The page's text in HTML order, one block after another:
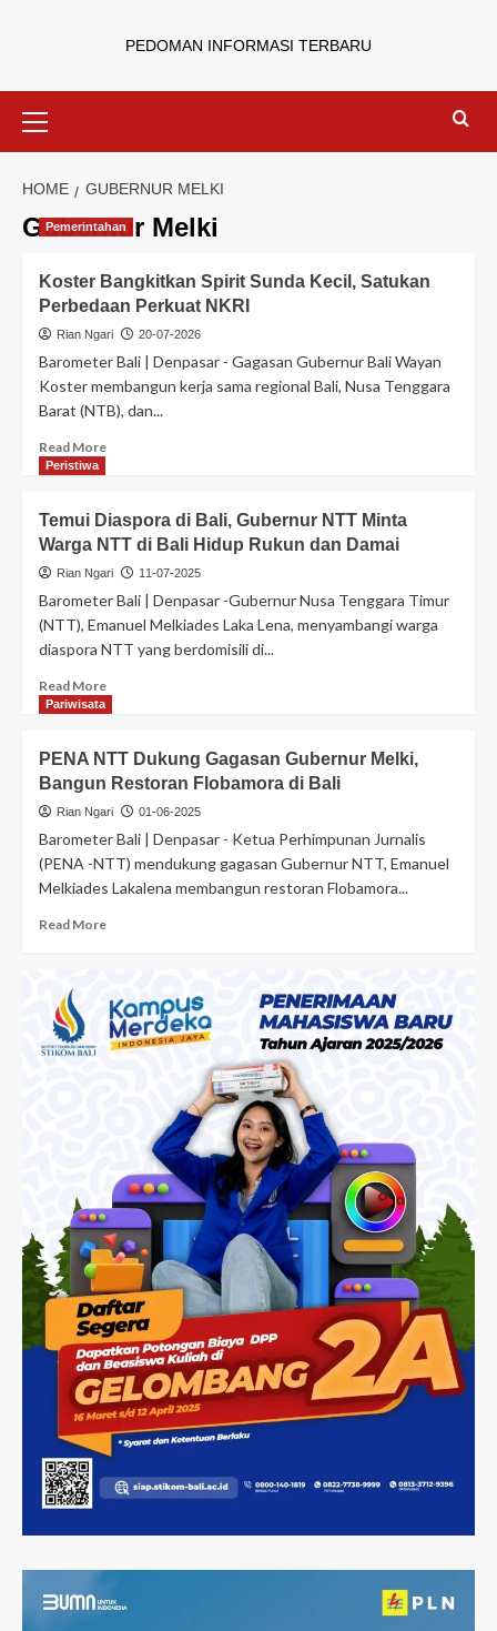
PEDOMAN INFORMASI TERBARU
HOME GUBERNUR MELKI
Gubernur Melki
Pemerintahan
Koster Bangkitkan Spirit Sunda Kecil, Satukan
Perbedaan Perkuat NKRI
Rian Ngari 20-07-2026
Barometer Bali | Denpasar - Gagasan Gubernur Bali Wayan
Koster membangun kerja sama regional Bali, Nusa Tenggara
Barat (NTB), dan...
Read More
Peristiwa
Temui Diaspora di Bali, Gubernur NTT Minta
Warga NTT di Bali Hidup Rukun dan Damai
Rian Ngari 11-07-2025
Barometer Bali | Denpasar -Gubernur Nusa Tenggara Timur
(NTT), Emanuel Melkiades Laka Lena, menyambangi warga
diaspora NTT yang berdomisili di...
Read More
Pariwisata
PENA NTT Dukung Gagasan Gubernur Melki,
Bangun Restoran Flobamora di Bali
Rian Ngari 01-06-2025
Barometer Bali | Denpasar - Ketua Perhimpunan Jurnalis
(PENA -NTT) mendukung gagasan Gubernur NTT, Emanuel
Melkiades Lakalena membangun restoran Flobamora...
Read More